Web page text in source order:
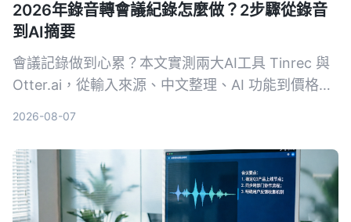
2026年錄音轉會議紀錄怎麼做？2步驟從錄音
到AI摘要
會議記錄做到心累？本文實測兩大AI工具 Tinrec 與
Otter.ai，從輸入來源、中文整理、AI 功能到價格方
2026-08-07